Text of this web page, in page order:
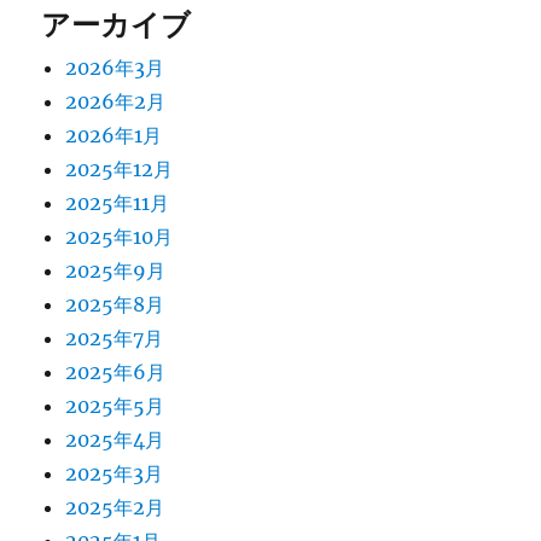
アーカイブ
2026年3月
2026年2月
2026年1月
2025年12月
2025年11月
2025年10月
2025年9月
2025年8月
2025年7月
2025年6月
2025年5月
2025年4月
2025年3月
2025年2月